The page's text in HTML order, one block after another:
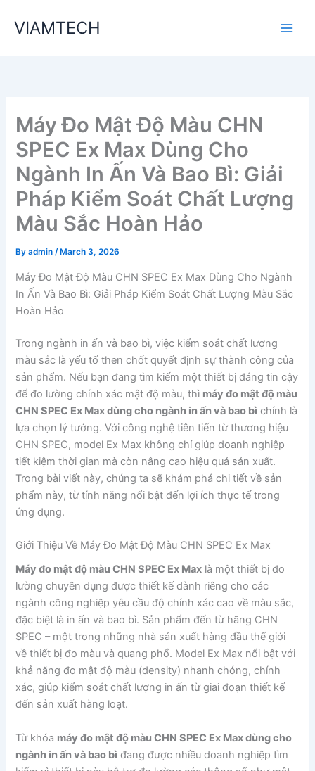
VIAMTECH
Máy Đo Mật Độ Màu CHN
SPEC Ex Max Dùng Cho
Ngành In Ấn Và Bao Bì: Giải
Pháp Kiểm Soát Chất Lượng
Màu Sắc Hoàn Hảo
Byadmin/ March 3, 2026
Máy Đo Mật Độ Màu CHN SPEC Ex Max Dùng Cho Ngành
In Ấn Và Bao Bì: Giải Pháp Kiểm Soát Chất Lượng Màu Sắc
Hoàn Hảo
Trong ngành in ấn và bao bì, việc kiểm soát chất lượng
màu sắc là yếu tố then chốt quyết định sự thành công của
sản phẩm. Nếu bạn đang tìm kiếm một thiết bị đáng tin cậy
để đo lường chính xác mật độ màu, thì máy đo mật độ màu
CHN SPEC Ex Max dùng cho ngành in ấn và bao bì chính là
lựa chọn lý tưởng. Với công nghệ tiên tiến từ thương hiệu
CHN SPEC, model Ex Max không chỉ giúp doanh nghiệp
tiết kiệm thời gian mà còn nâng cao hiệu quả sản xuất.
Trong bài viết này, chúng ta sẽ khám phá chi tiết về sản
phẩm này, từ tính năng nổi bật đến lợi ích thực tế trong
ứng dụng.
Giới Thiệu Về Máy Đo Mật Độ Màu CHN SPEC Ex Max
Máy đo mật độ màu CHN SPEC Ex Max là một thiết bị đo
lường chuyên dụng được thiết kế dành riêng cho các
ngành công nghiệp yêu cầu độ chính xác cao về màu sắc,
đặc biệt là in ấn và bao bì. Sản phẩm đến từ hãng CHN
SPEC – một trong những nhà sản xuất hàng đầu thế giới
về thiết bị đo màu và quang phổ. Model Ex Max nổi bật với
khả năng đo mật độ màu (density) nhanh chóng, chính
xác, giúp kiểm soát chất lượng in ấn từ giai đoạn thiết kế
đến sản xuất hàng loạt.
Từ khóa máy đo mật độ màu CHN SPEC Ex Max dùng cho
ngành in ấn và bao bì đang được nhiều doanh nghiệp tìm